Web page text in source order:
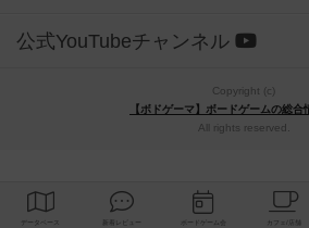
公式YouTubeチャンネル
Copyright (c)
【ボドゲーマ】ボードゲームの総合
All rights reserved.